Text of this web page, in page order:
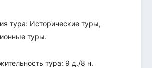
тура: Исторические туры,
туры.
тура: 9 д./8 н.